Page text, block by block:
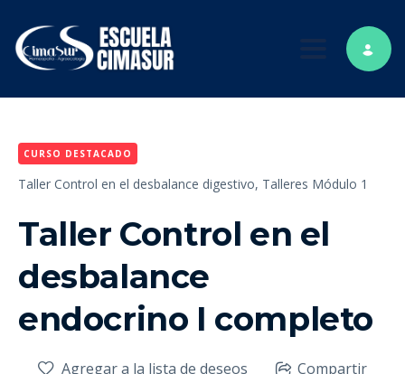
Toggle
Taller Control en el desbalance digestivo, Talleres Módulo 1
CURSO DESTACADO
Taller Control en el
desbalance
endocrino I completo
Agregar a la lista de deseos Compartir